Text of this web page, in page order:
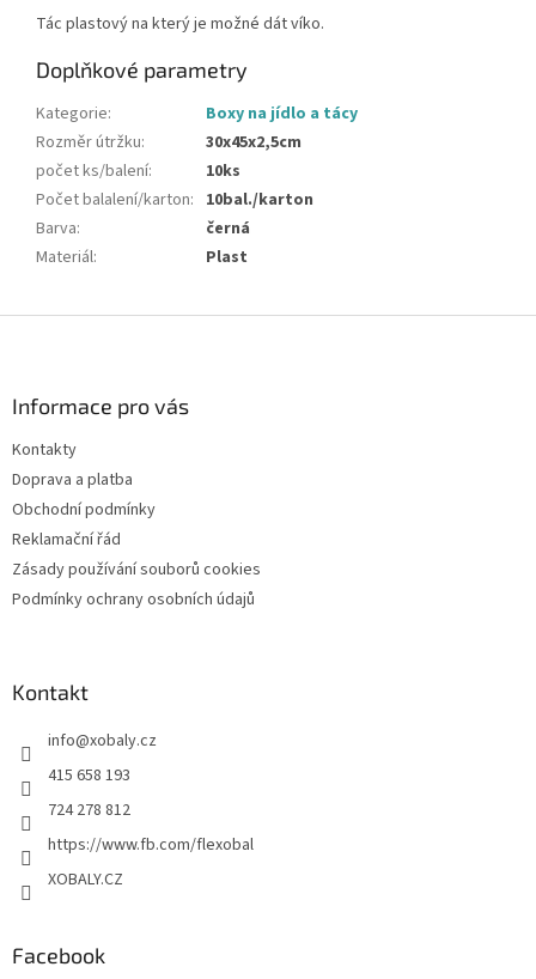
Tác plastový na který je možné dát víko.
Doplňkové parametry
Kategorie:
Boxy na jídlo a tácy
Rozměr útržku:
30x45x2,5cm
počet ks/balení:
10ks
Počet balalení/karton: 10bal./karton
Barva:
černá
Materiál: Plast
Informace pro vás
Kontakty
Doprava a platba
Obchodní podmínky
Reklamační řád
Zásady používání souborů cookies
Podmínky ochrany osobních údajů
Kontakt
info@xobaly.cz
415 658 193
724 278 812
https://www.fb.com/flexobal
XOBALY.CZ
Facebook